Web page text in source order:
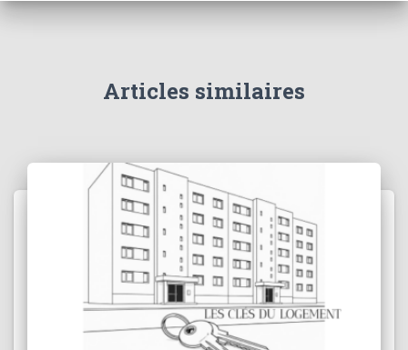
Articles similaires